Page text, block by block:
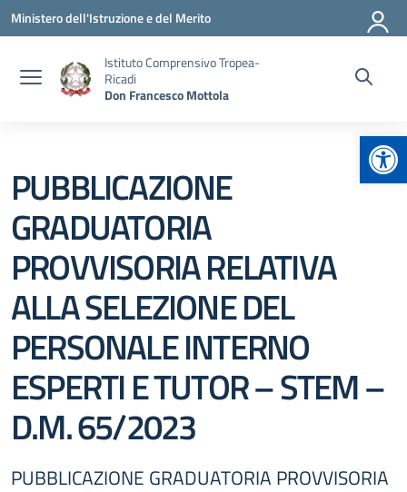
Vai ai contenuti
Vai al menu di navigazione
Vai al footer
Ministero dell'Istruzione e del Merito
Istituto Comprensivo Tropea-
Ricadi
Don Francesco Mottola
PUBBLICAZIONE
GRADUATORIA
PROVVISORIA RELATIVA
ALLA SELEZIONE DEL
PERSONALE INTERNO
ESPERTI E TUTOR – STEM –
D.M. 65/2023
PUBBLICAZIONE GRADUATORIA PROVVISORIA